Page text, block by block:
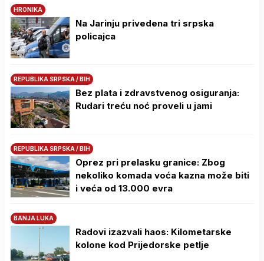
HRONIKA
Na Јarinju privedena tri srpska
policajca
REPUBLIKA SRPSKA / BIH
Bez plata i zdravstvenog osiguranja:
Rudari treću noć proveli u jami
REPUBLIKA SRPSKA / BIH
Oprez pri prelasku granice: Zbog
nekoliko komada voća kazna može biti
i veća od 13.000 evra
BANJA LUKA
Radovi izazvali haos: Kilometarske
kolone kod Prijedorske petlje